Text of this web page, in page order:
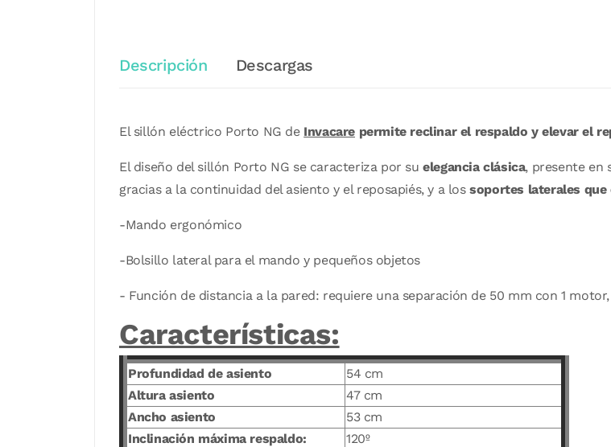
Descripción Descargas
El sillón eléctrico Porto NG de Invacare permite reclinar el respaldo y elevar el
El diseño del sillón Porto NG se caracteriza por suelegancia clásica, presente en
gracias a la continuidad del asiento y el reposapiés, y a lossoportes laterales
-Mando ergonómico
-Bolsillo lateral para el mando y pequeños objetos
- Función de distancia a la pared: requiere una separación de 50 mm con 1
Características:
Profundidad de asiento
54 cm
Altura asiento
47 cm
Ancho asiento
53 cm
Inclinación máxima respaldo:
120º